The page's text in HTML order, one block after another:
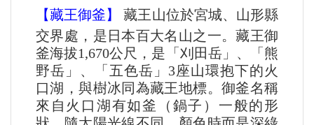
【藏王御釜】
藏王山位於宮城、山形縣
交界處，是日本百大名山之一。藏王御
釜海拔1,670公尺，是「刈田岳」、「熊
野岳」、「五色岳」3座山環抱下的火
口湖，與樹冰同為藏王地標。御釜名稱
來自火口湖有如釜（鍋子）一般的形